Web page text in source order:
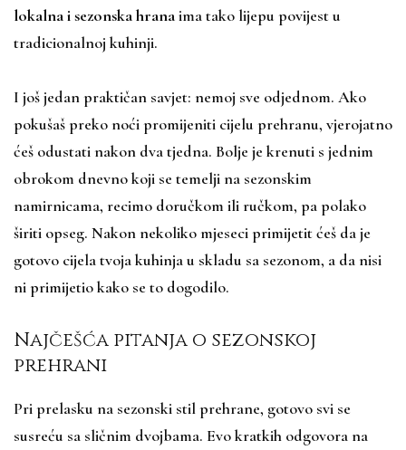
lokalna i sezonska hranaima tako lijepu povijest u
tradicionalnoj kuhinji.
I još jedan praktičan savjet: nemoj sve odjednom. Ako
pokušaš preko noći promijeniti cijelu prehranu, vjerojatno
ćeš odustati nakon dva tjedna. Bolje je krenuti s jednim
obrokom dnevno koji se temelji na sezonskim
namirnicama, recimo doručkom ili ručkom, pa polako
širiti opseg. Nakon nekoliko mjeseci primijetit ćeš da je
gotovo cijela tvoja kuhinja u skladu sa sezonom, a da nisi
ni primijetio kako se to dogodilo.
Najčešća pitanja o sezonskoj
prehrani
Pri prelasku na sezonski stil prehrane, gotovo svi se
susreću sa sličnim dvojbama. Evo kratkih odgovora na